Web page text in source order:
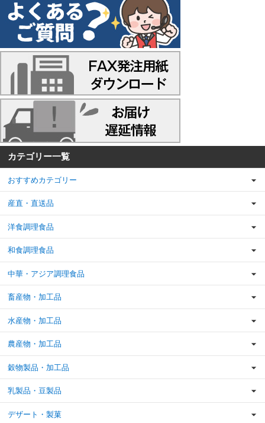
カテゴリー一覧
おすすめカテゴリー
産直・直送品
洋食調理食品
和食調理食品
中華・アジア調理食品
畜産物・加工品
水産物・加工品
農産物・加工品
穀物製品・加工品
乳製品・豆製品
デザート・製菓